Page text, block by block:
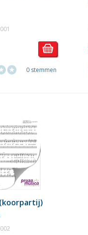
0 stemmen